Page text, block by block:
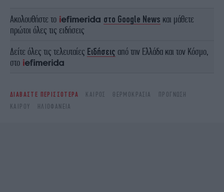
Ακολουθήστε το στο Google News και μάθετε
πρώτοι όλες τις ειδήσεις
Δείτε όλες τις τελευταίες Ειδήσεις από την Ελλάδα και τον Κόσμο,
στο
ΔΙΑΒΑΣΤΕ ΠΕΡΙΣΣΟΤΕΡΑ ΚΑΙΡΌΣ ΘΕΡΜΟΚΡΑΣΊΑ
ΠΡΌΓΝΩΣΗ
ΚΑΙΡΟΎ
ΗΛΙΟΦΆΝΕΙΑ